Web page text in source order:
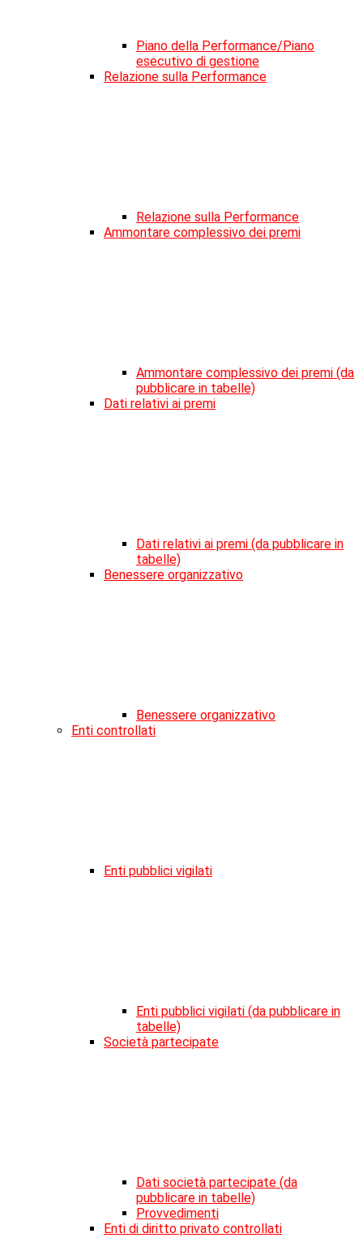
Piano della Performance/Piano
esecutivo di gestione
Relazione sulla Performance
Relazione sulla Performance
Ammontare complessivo dei premi
Ammontare complessivo dei premi (da
pubblicare in tabelle)
Dati relativi ai premi
Dati relativi ai premi (da pubblicare in
tabelle)
Benessere organizzativo
Benessere organizzativo
Enti controllati
Enti pubblici vigilati
Enti pubblici vigilati (da pubblicare in
tabelle)
Società partecipate
Dati società partecipate (da
pubblicare in tabelle)
Provvedimenti
Enti di diritto privato controllati